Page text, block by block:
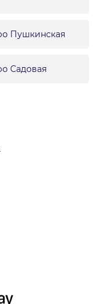
Пушкинская
Садовая